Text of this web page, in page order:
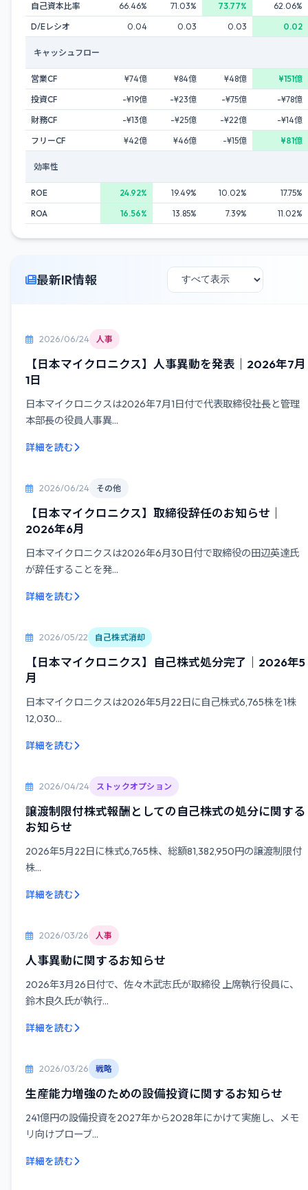
自己資本比率
66.46% 71.03% 73.77%
62.06%
D/Eレシオ
0.04 0.03 0.03 0.02
キャッシュフロー
営業CF ¥74億 ¥84億 ¥48億
¥151億
投資CF
-¥19億 -¥23億 -¥75億
-¥78億
財務CF
-¥13億 -¥25億 -¥22億
-¥14億
フリーCF
¥42億 ¥46億 -¥15億 ¥81億
効率性
ROE 24.92% 19.49% 10.02%
17.75%
ROA
16.56% 13.85% 7.39% 11.02%
最新IR情報
2026/06/24 人事
【日本マイクロニクス】人事異動を発表｜2026年7月
1日
日本マイクロニクスは2026年7月1日付で代表取締役社長と管理
本部長の役員人事異...
詳細を読む
2026/06/24 その他
【日本マイクロニクス】取締役辞任のお知らせ｜
2026年6月
日本マイクロニクスは2026年6月30日付で取締役の田辺英達氏
が辞任することを発...
詳細を読む
2026/05/22 自己株式消却
【日本マイクロニクス】自己株式処分完了｜2026年5
月
日本マイクロニクスは2026年5月22日に自己株式6,765株を1株
12,030...
詳細を読む
2026/04/24 ストックオプション
譲渡制限付株式報酬としての自己株式の処分に関する
お知らせ
2026年5月22日に株式6,765株、総額81,382,950円の譲渡制限付
株...
詳細を読む
2026/03/26 人事
人事異動に関するお知らせ
2026年3月26日付で、佐々木武志氏が取締役 上席執行役員に、
鈴木良久氏が執行...
詳細を読む
2026/03/26 戦略
生産能力増強のための設備投資に関するお知らせ
241億円の設備投資を2027年から2028年にかけて実施し、メモ
リ向けプローブ...
詳細を読む